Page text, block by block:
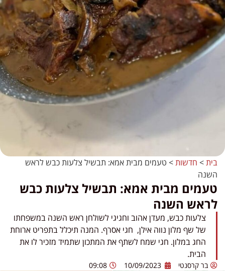
בית> חדשות> טעמים מבית אמא: תבשיל צלעות כבש לראש
השנה
טעמים מבית אמא: תבשיל צלעות כבש
לראש השנה
צלעות כבש, מעדן אהוב וחגיגי לשולחן ראש השנה במשפחתו
של שף מלון נווה אילן, חגי אסרף. המנה תיכלל בתפריט ארוחת
החג במלון. חגי שמח לשתף את המתכון שתמיד מזכיר לו את
הבית.
בר קרסנטי 10/09/2023
09:08